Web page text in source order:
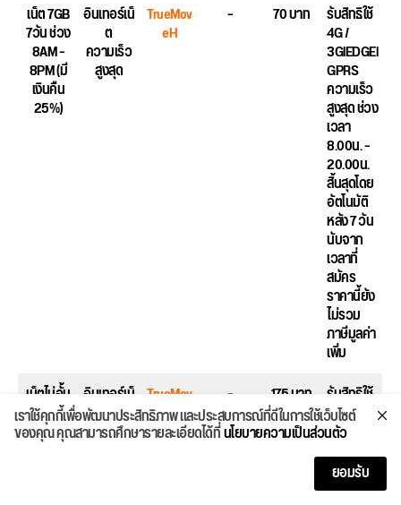
เน็ต 7GB
7วัน ช่วง
8AM –
8PM (มี
เงินคืน
25%)
อินเทอร์เน็
ต
ความเร็ว
สูงสุด
TrueMov
eH
– 70 บาท รับสิทธิใช้
4G /
3GlEDGEl
GPRS
ความเร็ว
สูงสุด ช่วง
เวลา
8.00น. –
20.00น.
สิ้นสุดโดย
อัตโนมัติ
หลัง 7 วัน
นับจาก
เวลาที่
สมัคร
ราคานี้ยัง
ไม่รวม
ภาษีมูลค่า
เพิ่ม
เน็ตไม่อั้น
4Mbps
พร้อมเน็ต
เต็มสปีด
อินเทอร์เน็
ต
ความเร็ว
TrueMov
eH
– 175 บาท รับสิทธิใช้
4G /
3GlEDGEl
GPRS
ความเร็ว
สูงสุด
เราใช้คุกกี้เพื่อพัฒนาประสิทธิภาพ และประสบการณ์ที่ดีในการใช้เว็บไซต์
ของคุณ คุณสามารถศึกษารายละเอียดได้ที่นโยบายความเป็นส่วนตัว
ยอมรับ